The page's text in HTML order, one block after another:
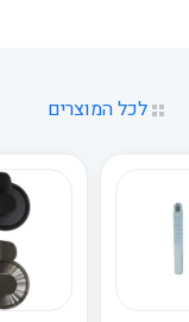
לכל המוצרים